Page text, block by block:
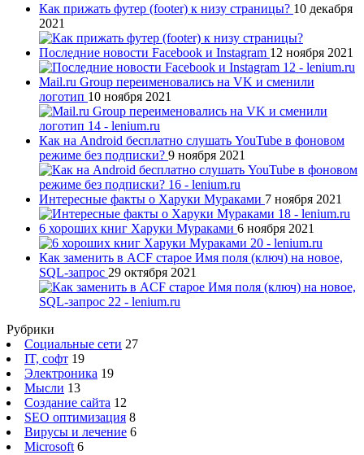
Как прижать футер (footer) к низу страницы? 10 декабря
2021
Последние новости Facebook и Instagram 12 ноября 2021
Mail.ru Group переименовались на VK и сменили
логотип 10 ноября 2021
Как на Android бесплатно слушать YouTube в фоновом
режиме без подписки? 9 ноября 2021
Интересные факты о Харуки Мураками 7 ноября 2021
6 хороших книг Харуки Мураками 6 ноября 2021
Как заменить в ACF старое Имя поля (ключ) на новое,
SQL-запрос 29 октября 2021
Рубрики
Социальные сети 27
IT, софт 19
Электроника 19
Мысли 13
Создание сайта 12
SEO оптимизация 8
Вирусы и лечение 6
Microsoft 6